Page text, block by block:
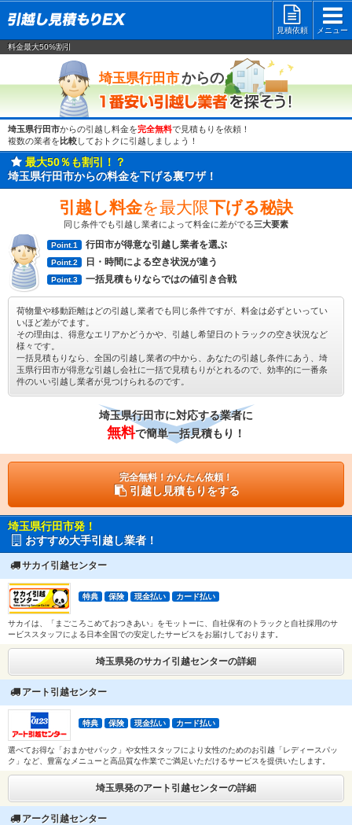
見積依頼
メニュー
料金最大50%割引
埼玉県行田市からの
埼玉県行田市からの引越し料金を完全無料で見積もりを依頼！
複数の業者を 比較しておトクに引越しましょう！
最大50％も割引！？
埼玉県行田市からの料金を下げる裏ワザ！
引越し料金を最大限下げる秘訣
同じ条件でも引越し業者によって料金に差がでる三大要素
Point.1 行田市が得意な引越し業者を選ぶ
Point.2 日・時間による空き状況が違う
Point.3 一括見積もりならではの値引き合戦
荷物量や移動距離はどの引越し業者でも同じ条件ですが、料金は必ずといってい
いほど差がでます。
その理由は、得意なエリアかどうかや、引越し希望日のトラックの空き状況など
様々です。
一括見積もりなら、全国の引越し業者の中から、あなたの引越し条件にあう、埼
玉県行田市が得意な引越し会社に一括で見積もりがとれるので、効率的に一番条
件のいい引越し業者が見つけられるのです。
埼玉県行田市に対応する業者に
無料で簡単一括見積もり！
完全無料！かんたん依頼！
引越し見積もりをする
埼玉県行田市発！
おすすめ大手引越し業者！
サカイ引越センター
特典 保険 現金払い カード払い
サカイは、「まごころこめておつきあい」をモットーに、自社保有のトラックと自社採用のサ
ービススタッフによる日本全国での安定したサービスをお届けしております。
埼玉県発のサカイ引越センターの詳細
アート引越センター
特典 保険 現金払い カード払い
選べてお得な「おまかせパック」や女性スタッフにより女性のためのお引越「レディースパッ
ク」など、豊富なメニューと高品質な作業でご満足いただけるサービスを提供いたします。
埼玉県発のアート引越センターの詳細
アーク引越センター